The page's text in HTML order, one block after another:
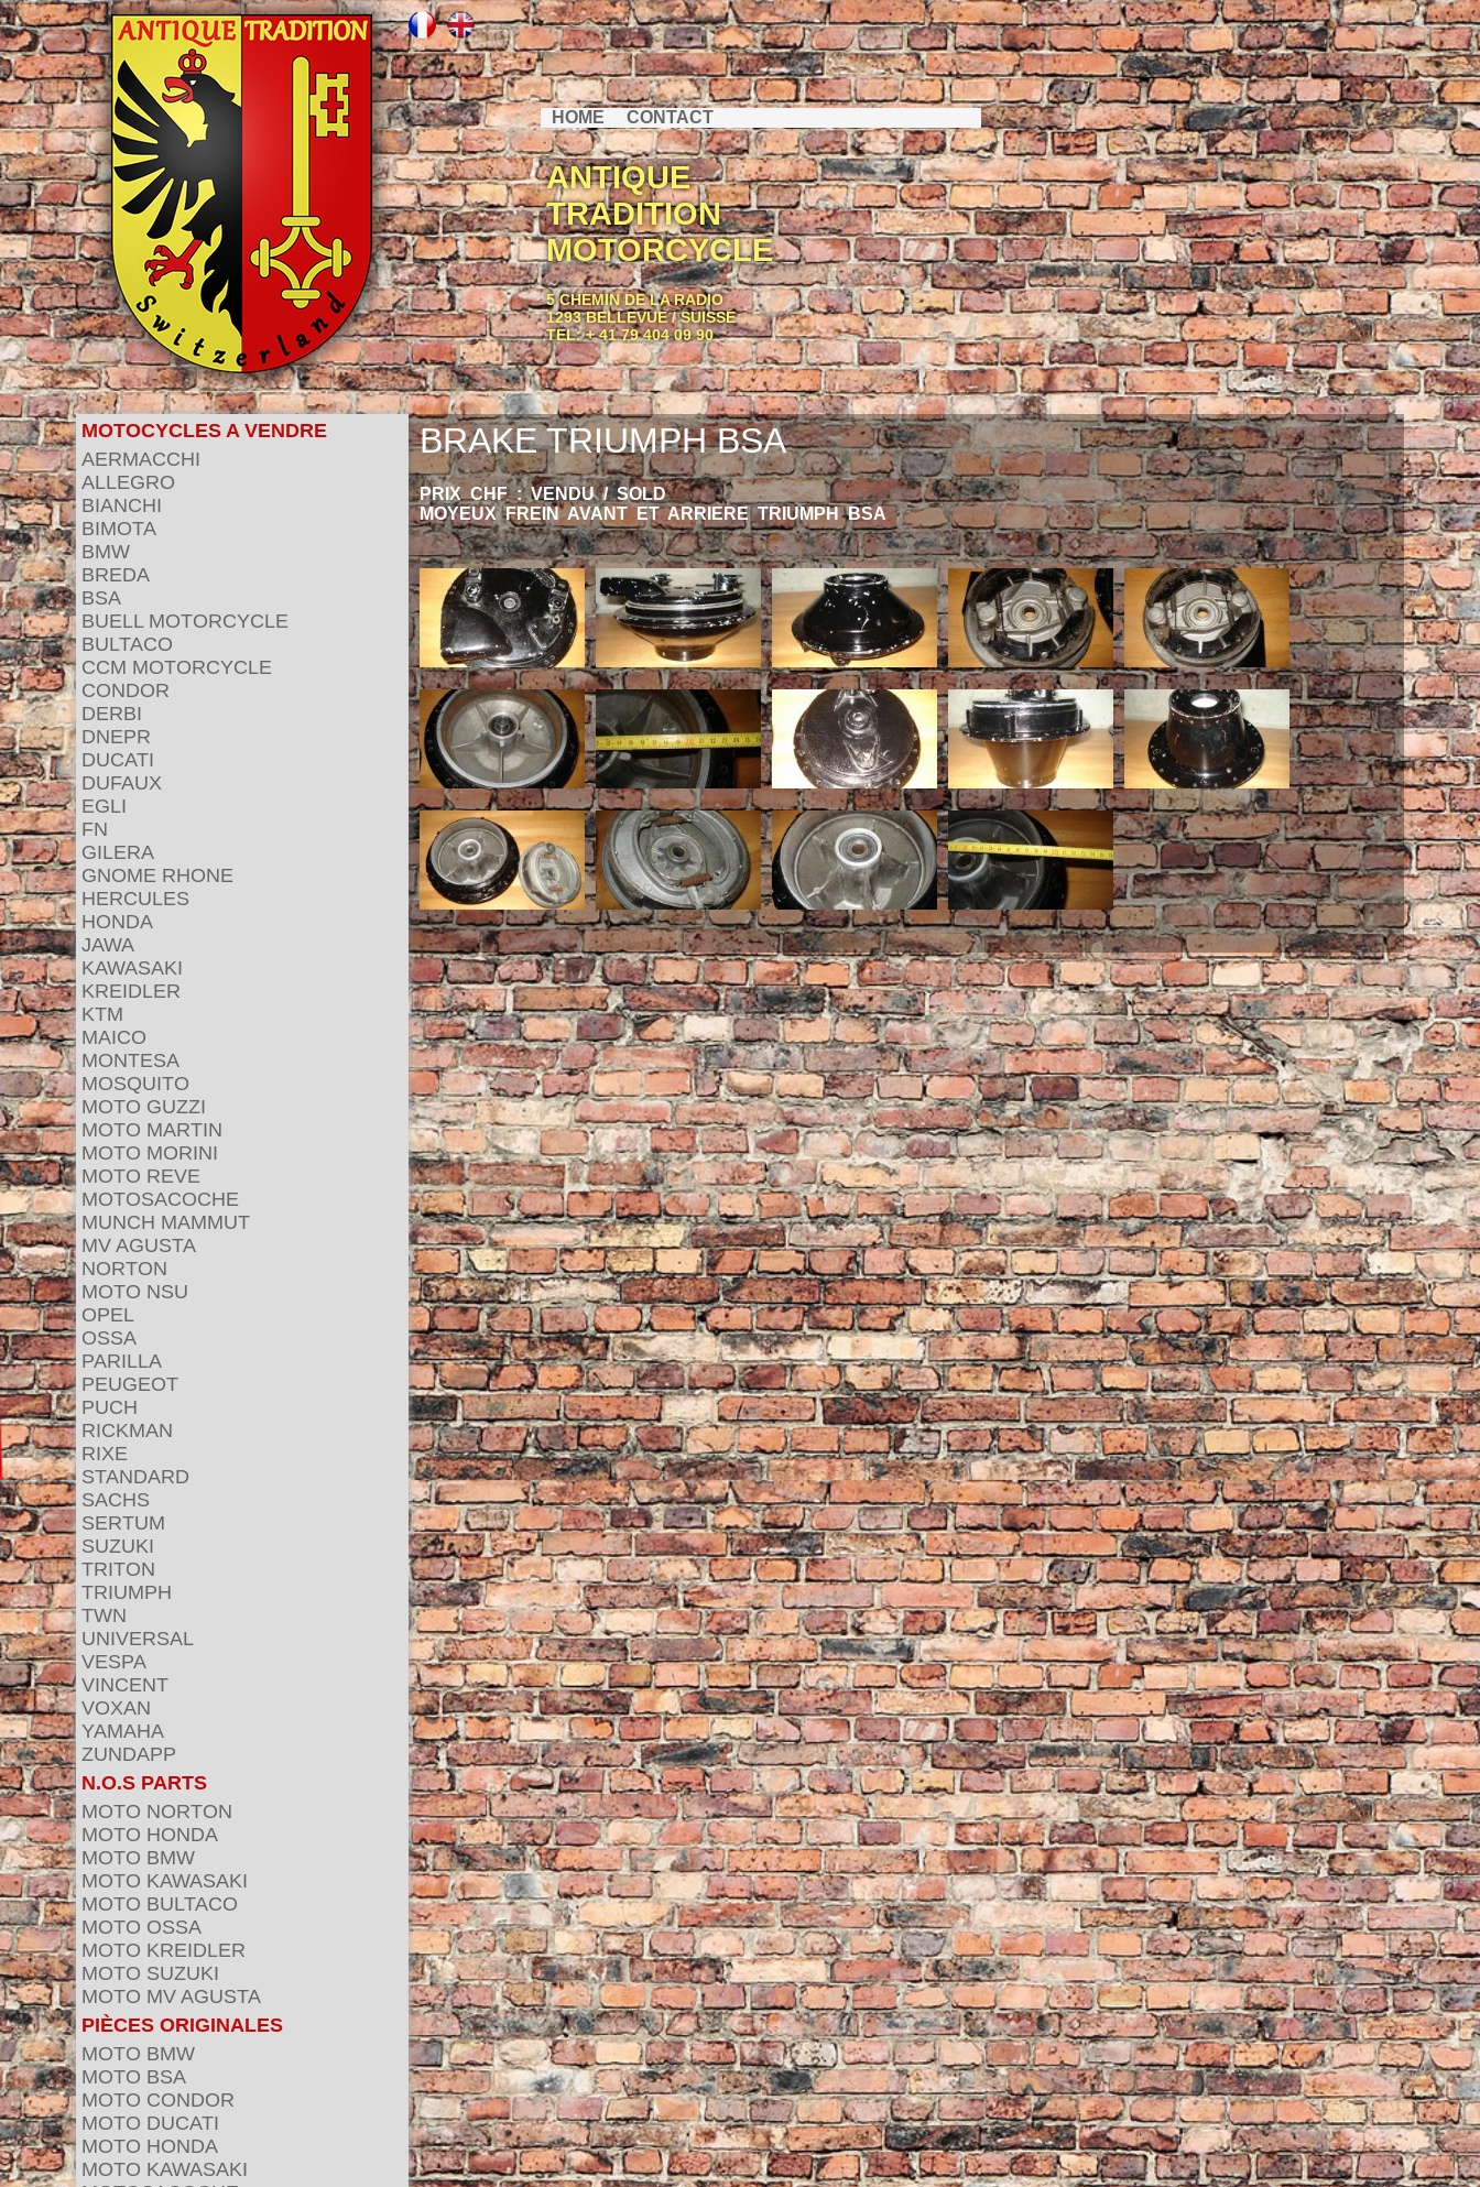
HOME CONTACT
ANTIQUE
TRADITION
MOTORCYCLE
5 CHEMIN DE LA RADIO
1293 BELLEVUE / SUISSE
TEL: + 41 79 404 09 90
MOTOCYCLES A VENDRE
AERMACCHI
ALLEGRO
BIANCHI
BIMOTA
BMW
BREDA
BSA
BUELL MOTORCYCLE
BULTACO
CCM MOTORCYCLE
CONDOR
DERBI
DNEPR
DUCATI
DUFAUX
EGLI
FN
GILERA
GNOME RHONE
HERCULES
HONDA
JAWA
KAWASAKI
KREIDLER
KTM
MAICO
MONTESA
MOSQUITO
MOTO GUZZI
MOTO MARTIN
MOTO MORINI
MOTO REVE
MOTOSACOCHE
MUNCH MAMMUT
MV AGUSTA
NORTON
MOTO NSU
OPEL
OSSA
PARILLA
PEUGEOT
PUCH
RICKMAN
RIXE
STANDARD
SACHS
SERTUM
SUZUKI
TRITON
TRIUMPH
TWN
UNIVERSAL
VESPA
VINCENT
VOXAN
YAMAHA
ZUNDAPP
N.O.S PARTS
MOTO NORTON
MOTO HONDA
MOTO BMW
MOTO KAWASAKI
MOTO BULTACO
MOTO OSSA
MOTO KREIDLER
MOTO SUZUKI
MOTO MV AGUSTA
PIÈCES ORIGINALES
MOTO BMW
MOTO BSA
MOTO CONDOR
MOTO DUCATI
MOTO HONDA
MOTO KAWASAKI
BRAKE TRIUMPH BSA
PRIX CHF : VENDU / SOLD
MOYEUX FREIN AVANT ET ARRIERE TRIUMPH BSA